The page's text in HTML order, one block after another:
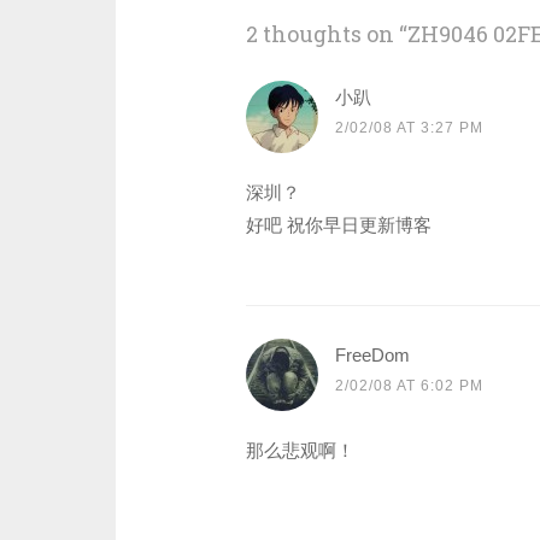
2 thoughts on “ZH9046
小趴
2/02/08 AT 3:27 PM
深圳？
好吧 祝你早日更新博客
FreeDom
2/02/08 AT 6:02 PM
那么悲观啊！